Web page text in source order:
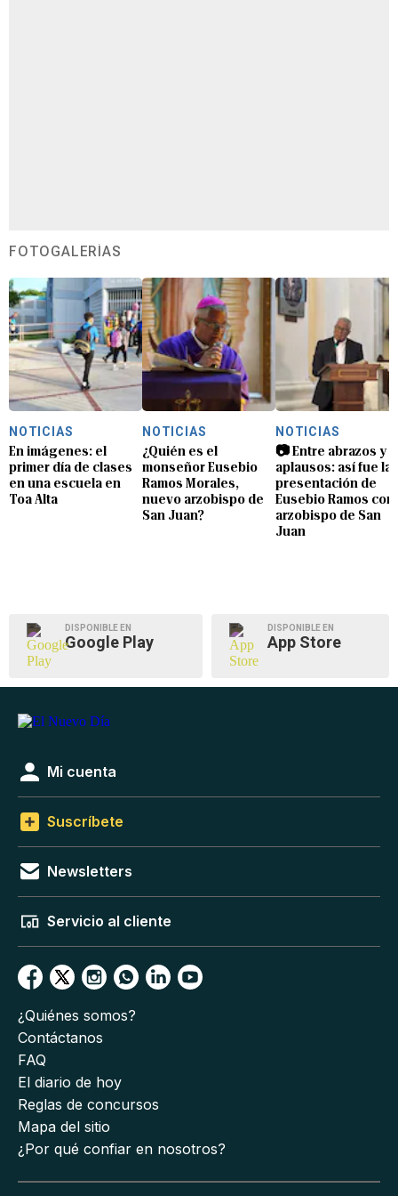
FOTOGALERÍAS
NOTICIAS
En imágenes: el
primer día de clases
en una escuela en
Toa Alta
NOTICIAS
¿Quién es el
monseñor Eusebio
Ramos Morales,
nuevo arzobispo de
San Juan?
NOTICIAS
📷 Entre abrazos y
aplausos: así fue la
presentación de
Eusebio Ramos
arzobispo de San
Juan
DISPONIBLE EN
Google Play
DISPONIBLE EN
App Store
Mi cuenta
Suscríbete
Newsletters
Servicio al cliente
¿Quiénes somos?
Contáctanos
FAQ
El diario de hoy
Reglas de concursos
Mapa del sitio
¿Por qué confiar en nosotros?